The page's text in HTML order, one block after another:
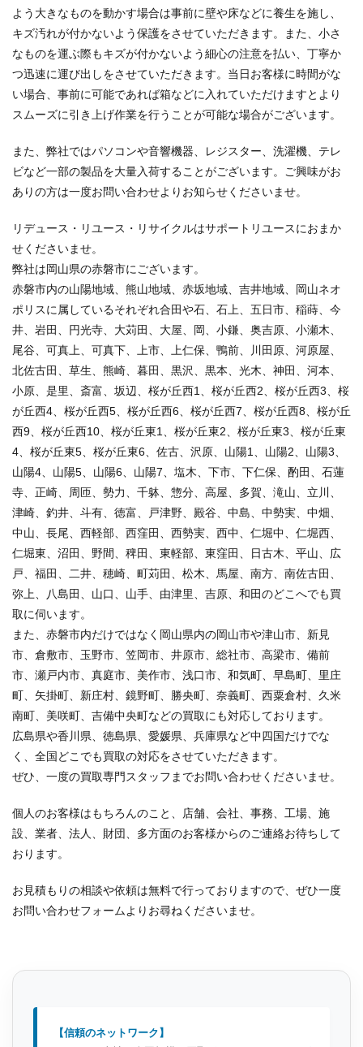
よう大きなものを動かす場合は事前に壁や床などに養生を施し、
キズ汚れが付かないよう保護をさせていただきます。また、小さ
なものを運ぶ際もキズが付かないよう細心の注意を払い、丁寧か
つ迅速に運び出しをさせていただきます。当日お客様に時間がな
い場合、事前に可能であれば箱などに入れていただけますとより
スムーズに引き上げ作業を行うことが可能な場合がございます。
また、弊社ではパソコンや音響機器、レジスター、洗濯機、テレ
ビなど一部の製品を大量入荷することがございます。ご興味がお
ありの方は一度お問い合わせよりお知らせくださいませ。
リデュース・リユース・リサイクルはサポートリユースにおまか
せくださいませ。
弊社は岡山県の赤磐市にございます。
赤磐市内の山陽地域、熊山地域、赤坂地域、吉井地域、岡山ネオ
ポリスに属しているそれぞれ合田や石、石上、五日市、稲蒔、今
井、岩田、円光寺、大苅田、大屋、岡、小鎌、奥吉原、小瀬木、
尾谷、可真上、可真下、上市、上仁保、鴨前、川田原、河原屋、
北佐古田、草生、熊崎、暮田、黒沢、黒本、光木、神田、河本、
小原、是里、斎富、坂辺、桜が丘西1、桜が丘西2、桜が丘西3、桜
が丘西4、桜が丘西5、桜が丘西6、桜が丘西7、桜が丘西8、桜が丘
西9、桜が丘西10、桜が丘東1、桜が丘東2、桜が丘東3、桜が丘東
4、桜が丘東5、桜が丘東6、佐古、沢原、山陽1、山陽2、山陽3、
山陽4、山陽5、山陽6、山陽7、塩木、下市、下仁保、酌田、石蓮
寺、正崎、周匝、勢力、千躰、惣分、高屋、多賀、滝山、立川、
津崎、釣井、斗有、徳富、戸津野、殿谷、中島、中勢実、中畑、
中山、長尾、西軽部、西窪田、西勢実、西中、仁堀中、仁堀西、
仁堀東、沼田、野間、稗田、東軽部、東窪田、日古木、平山、広
戸、福田、二井、穂崎、町苅田、松木、馬屋、南方、南佐古田、
弥上、八島田、山口、山手、由津里、吉原、和田のどこへでも買
取に伺います。
また、赤磐市内だけではなく岡山県内の岡山市や津山市、新見
市、倉敷市、玉野市、笠岡市、井原市、総社市、高梁市、備前
市、瀬戸内市、真庭市、美作市、浅口市、和気町、早島町、里庄
町、矢掛町、新庄村、鏡野町、勝央町、奈義町、西粟倉村、久米
南町、美咲町、吉備中央町などの買取にも対応しております。
広島県や香川県、徳島県、愛媛県、兵庫県など中四国だけでな
く、全国どこでも買取の対応をさせていただきます。
ぜひ、一度の買取専門スタッフまでお問い合わせくださいませ。
個人のお客様はもちろんのこと、店舗、会社、事務、工場、施
設、業者、法人、財団、多方面のお客様からのご連絡お待ちして
おります。
お見積もりの相談や依頼は無料で行っておりますので、ぜひ一度
お問い合わせフォームよりお尋ねくださいませ。
【信頼のネットワーク】